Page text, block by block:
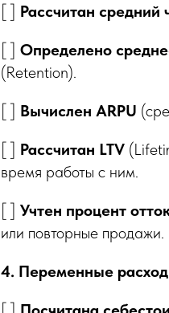
[ ] Рассчитан средний
[ ] Определено
(Retention).
[ ] Вычислен ARPU
[ ] Рассчитан LTV
время работы с ним.
[ ] Учтен процент
или повторные продажи.
4. Переменные